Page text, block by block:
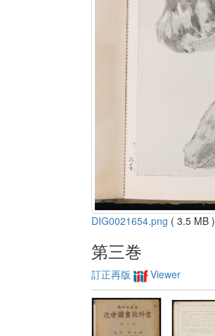
DIG0021654.png ( 3.5 MB )
第三巻
訂正再版 Viewer